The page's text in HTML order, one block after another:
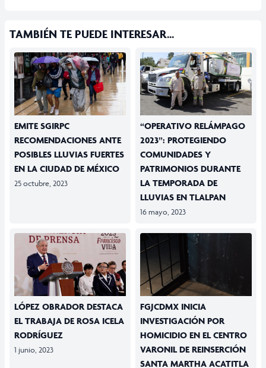
TAMBIÉN TE PUEDE INTERESAR...
EMITE SGIRPC
RECOMENDACIONES ANTE
POSIBLES LLUVIAS FUERTES
EN LA CIUDAD DE MÉXICO
25 octubre, 2023
“OPERATIVO RELÁMPAGO
2023”: PROTEGIENDO
COMUNIDADES Y
PATRIMONIOS DURANTE
LA TEMPORADA DE
LLUVIAS EN TLALPAN
16 mayo, 2023
LÓPEZ OBRADOR DESTACA
EL TRABAJA DE ROSA ICELA
RODRÍGUEZ
1 junio, 2023
FGJCDMX INICIA
INVESTIGACIÓN POR
HOMICIDIO EN EL CENTRO
VARONIL DE REINSERCIÓN
SANTA MARTHA ACATITLA